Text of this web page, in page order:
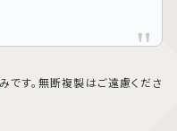
す。無断複製はご遠慮くださ